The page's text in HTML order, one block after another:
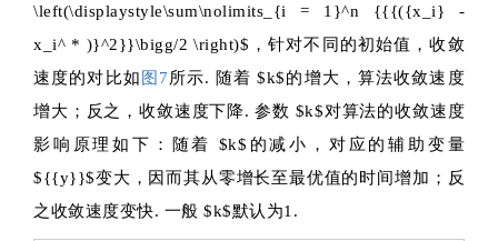
\left(\displaystyle\sum\nolimits_{i = 1}^n {{{({x_i} -
x_i^ * )}^2}}\bigg/2 \right)$ ，针对不同的初始值，收敛
速度的对比如 图7 所示. 随着$k$的增大，算法收敛速度
增大；反之，收敛速度下降. 参数 $k$对算法的收敛速度
影响原理如下：随着 $k$ 的减小，对应的辅助变量
${{y}}$变大，因而其从零增长至最优值的时间增加；反
之收敛速度变快. 一般 $k$默认为1.